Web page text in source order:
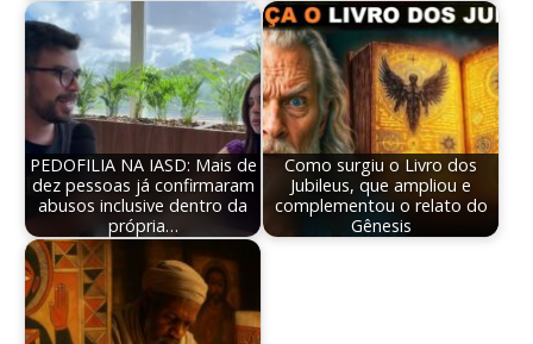
PEDOFILIA NA IASD: Mais de
dez pessoas já confirmaram
abusos inclusive dentro da
própria…
Como surgiu o Livro dos
Jubileus, que ampliou e
complementou o relato do
Gênesis